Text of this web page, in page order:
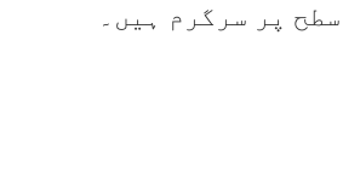
پر سرگرم ہیں۔